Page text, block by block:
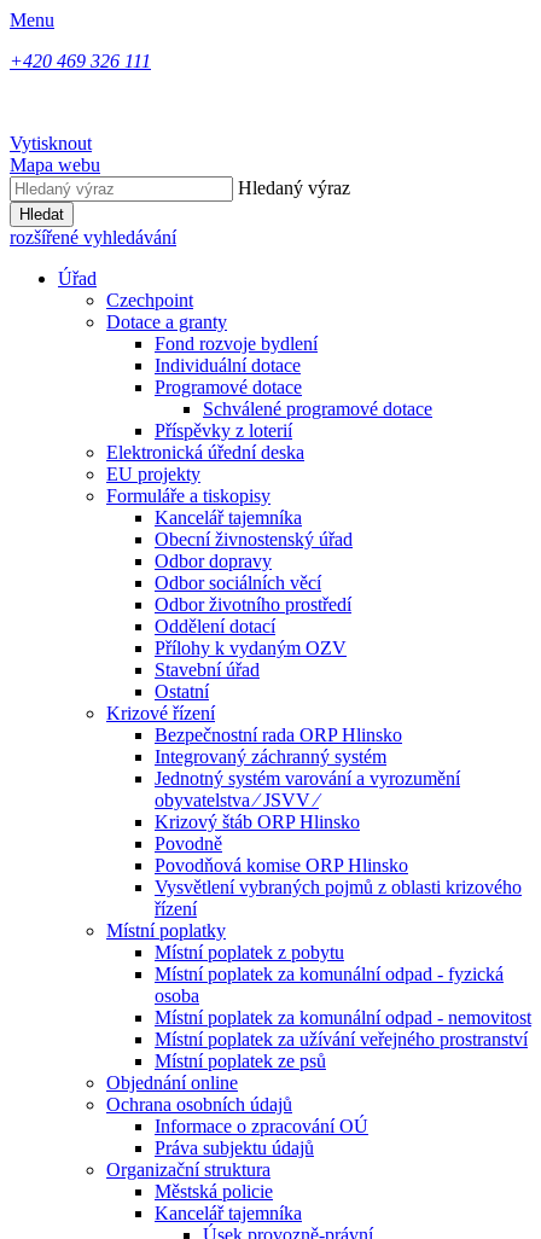
Menu
+420 469 326 111
Vytisknout
Mapa webu
Hledaný výraz
Hledat
rozšířené vyhledávání
Úřad
Czechpoint
Dotace a granty
Fond rozvoje bydlení
Individuální dotace
Programové dotace
Schválené programové dotace
Příspěvky z loterií
Elektronická úřední deska
EU projekty
Formuláře a tiskopisy
Kancelář tajemníka
Obecní živnostenský úřad
Odbor dopravy
Odbor sociálních věcí
Odbor životního prostředí
Oddělení dotací
Přílohy k vydaným OZV
Stavební úřad
Ostatní
Krizové řízení
Bezpečnostní rada ORP Hlinsko
Integrovaný záchranný systém
Jednotný systém varování a vyrozumění
obyvatelstva ⁄ JSVV ⁄
Krizový štáb ORP Hlinsko
Povodně
Povodňová komise ORP Hlinsko
Vysvětlení vybraných pojmů z oblasti krizového
řízení
Místní poplatky
Místní poplatek z pobytu
Místní poplatek za komunální odpad - fyzická
osoba
Místní poplatek za komunální odpad - nemovitost
Místní poplatek za užívání veřejného prostranství
Místní poplatek ze psů
Objednání online
Ochrana osobních údajů
Informace o zpracování OÚ
Práva subjektu údajů
Organizační struktura
Městská policie
Kancelář tajemníka
Úsek provozně-právní